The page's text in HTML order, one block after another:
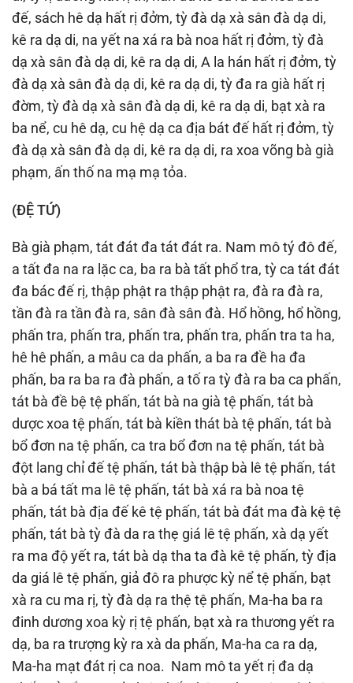
đế, sách hê dạ hất rị đởm, tỳ đà dạ xà sân đà dạ di,
kê ra dạ di, na yết na xá ra bà noa hất rị đởm, tỳ đà
dạ xà sân đà dạ di, kê ra dạ di, A la hán hất rị đởm, tỳ
đà dạ xà sân đà dạ di, kê ra dạ di, tỳ đa ra già hất rị
đờm, tỳ đà dạ xà sân đà dạ di, kê ra dạ di, bạt xà ra
ba nể, cu hê dạ, cu hệ dạ ca địa bát đế hất rị đởm, tỳ
đà dạ xà sân đà dạ di, kê ra dạ di, ra xoa võng bà già
phạm, ấn thố na mạ mạ tỏa.
(ÐỆ TỨ)
Bà già phạm, tát đát đa tát đát ra. Nam mô tý đô đế,
a tất đa na ra lặc ca, ba ra bà tất phổ tra, tỳ ca tát đát
đa bác đế rị, thập phật ra thập phật ra, đà ra đà ra,
tần đà ra tần đà ra, sân đà sân đà. Hổ hồng, hổ hồng,
phấn tra, phấn tra, phấn tra, phấn tra, phấn tra ta ha,
hê hê phấn, a mâu ca da phấn, a ba ra đề ha đa
phấn, ba ra ba ra đà phấn, a tố ra tỳ đà ra ba ca phấn,
tát bà đề bệ tệ phấn, tát bà na già tệ phấn, tát bà
dược xoa tệ phấn, tát bà kiền thát bà tệ phấn, tát bà
bổ đơn na tệ phấn, ca tra bổ đơn na tệ phấn, tát bà
đột lang chỉ đế tệ phấn, tát bà thập bà lê tệ phấn, tát
bà a bá tất ma lê tệ phấn, tát bà xá ra bà noa tệ
phấn, tát bà địa đế kê tệ phấn, tát bà đát ma đà kệ tệ
phấn, tát bà tỳ đà da ra thẹ giá lê tệ phấn, xà dạ yết
ra ma độ yết ra, tát bà dạ tha ta đà kê tệ phấn, tỳ địa
da giá lê tệ phấn, giả đô ra phược kỳ nể tệ phấn, bạt
xà ra cu ma rị, tỳ đà dạ ra thệ tệ phấn, Ma-ha ba ra
đinh dương xoa kỳ rị tệ phấn, bạt xà ra thương yết ra
dạ, ba ra trượng kỳ ra xà da phấn, Ma-ha ca ra dạ,
Ma-ha mạt đát rị ca noa. Nam mô ta yết rị đa dạ